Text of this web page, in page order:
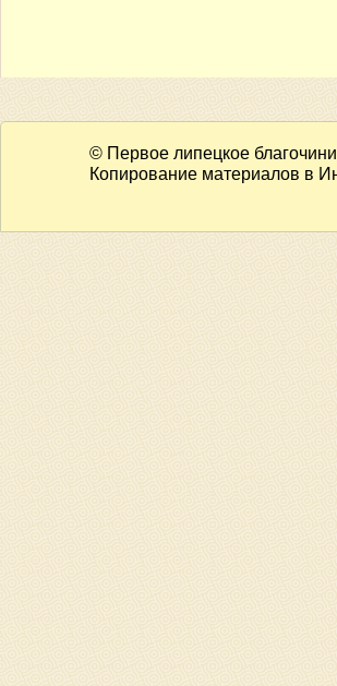
© Первое липецкое
Копирование материалов в